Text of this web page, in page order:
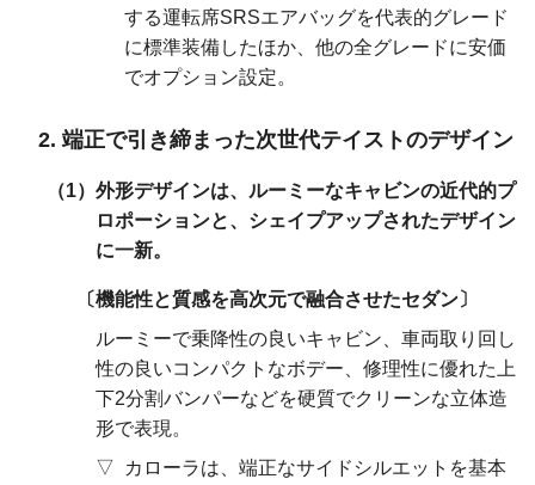
する運転席SRSエアバッグを代表的グレード
に標準装備したほか、他の全グレードに安価
でオプション設定。
端正で引き締まった次世代テイストのデザイン
外形デザインは、ルーミーなキャビンの近代的プ
ロポーションと、シェイプアップされたデザイン
に一新。
機能性と質感を高次元で融合させたセダン
ルーミーで乗降性の良いキャビン、車両取り回し
性の良いコンパクトなボデー、修理性に優れた上
下2分割バンパーなどを硬質でクリーンな立体造
形で表現。
カローラは、端正なサイドシルエットを基本